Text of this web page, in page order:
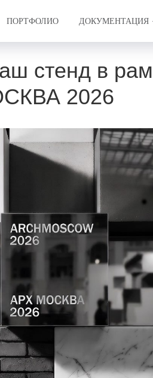
ПОРТФОЛИО ДОКУМЕНТАЦИЯ
стенд в
2026